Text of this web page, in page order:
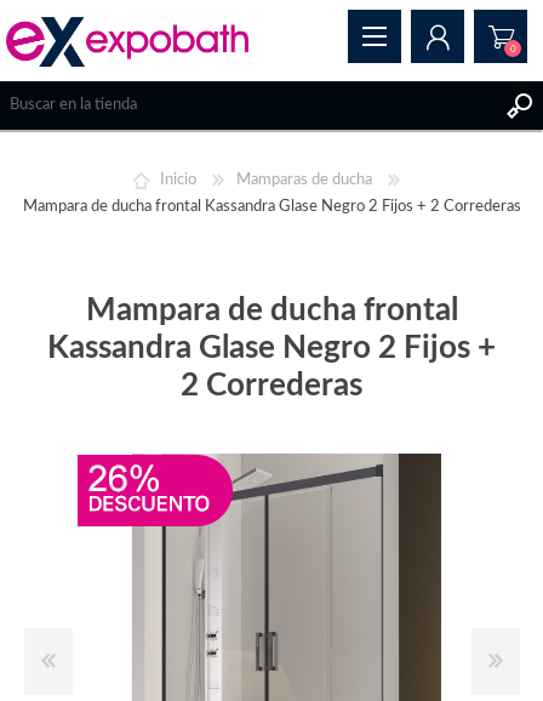
INICIAR SESIÓN
0
Inicio
Mamparas de ducha
Mampara de ducha frontal Kassandra Glase Negro 2 Fijos + 2 Correderas
Mampara de ducha frontal
Kassandra Glase Negro 2 Fijos +
2 Correderas